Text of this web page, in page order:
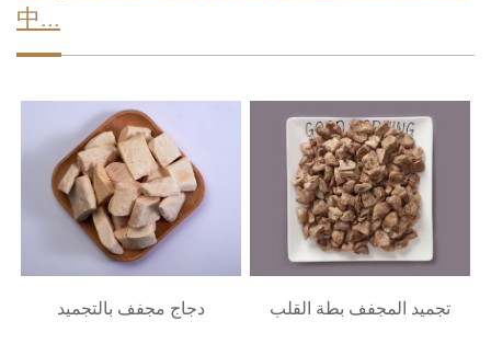
中...
دجاج مجفف بالتجميد تجميد المجفف بطة القلب